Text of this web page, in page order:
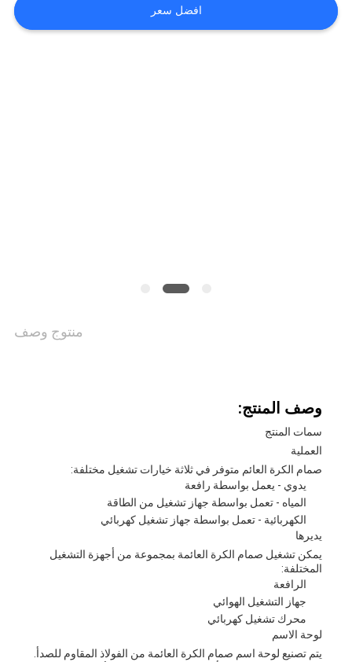
POLICY
افضل سعر
منتوج وصف
وصف المنتج:
سمات المنتج
العملية
صمام الكرة العائم متوفر في ثلاثة خيارات تشغيل مختلفة:
يدوي - يعمل بواسطة رافعة
المياه - تعمل بواسطة جهاز تشغيل من الطاقة
الكهربائية - تعمل بواسطة جهاز تشغيل كهربائي
يديرها
يمكن تشغيل صمام الكرة العائمة بمجموعة من أجهزة التشغيل
المختلفة:
الرافعة
جهاز التشغيل الهوائي
محرك تشغيل كهربائي
لوحة الاسم
يتم تصنيع لوحة اسم صمام الكرة العائمة من الفولاذ المقاوم للصدأ.